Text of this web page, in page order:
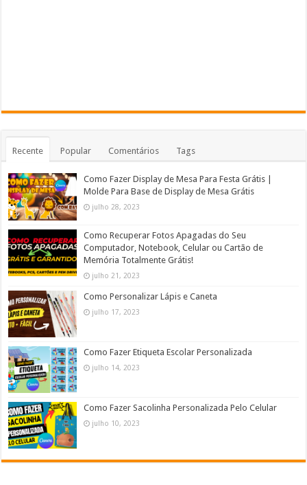
Recente Popular Comentários Tags
Como Fazer Display de Mesa Para Festa Grátis |
Molde Para Base de Display de Mesa Grátis
julho 28, 2023
Como Recuperar Fotos Apagadas do Seu
Computador, Notebook, Celular ou Cartão de
Memória Totalmente Grátis!
julho 21, 2023
Como Personalizar Lápis e Caneta
julho 17, 2023
Como Fazer Etiqueta Escolar Personalizada
julho 14, 2023
Como Fazer Sacolinha Personalizada Pelo Celular
julho 10, 2023